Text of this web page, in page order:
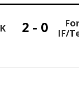
2 - 0
IF/